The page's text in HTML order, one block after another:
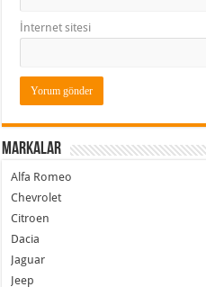
İnternet sitesi
Markalar
Alfa Romeo
Chevrolet
Citroen
Dacia
Jaguar
Jeep